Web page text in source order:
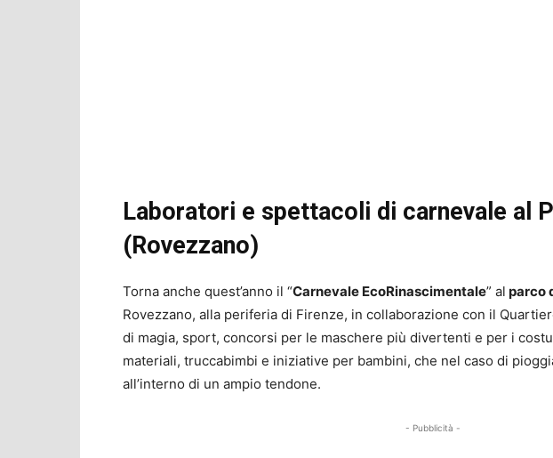
Laboratori e spettacoli di carnevale al
(Rovezzano)
Torna anche quest’anno il “Carnevale EcoRinascimentale” al parco
Rovezzano, alla periferia di Firenze, in collaborazione con il
di magia, sport, concorsi per le maschere più divertenti e per i
materiali, truccabimbi e iniziative per bambini, che nel caso di
all’interno di un ampio tendone.
- Pubblicità -